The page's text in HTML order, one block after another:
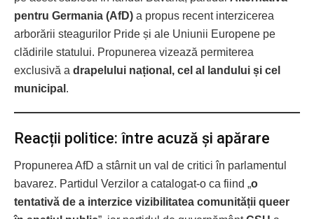
pentru Germania (AfD) a propus recent interzicerea
arborării steagurilor Pride și ale Uniunii Europene pe
clădirile statului. Propunerea vizează permiterea
exclusivă a drapelului național, cel al landului și cel
municipal .
Reacții politice: între acuză și apărare
Propunerea AfD a stârnit un val de critici în parlamentul
bavarez. Partidul Verzilor a catalogat-o ca fiind „o
tentativă de a interzice vizibilitatea comunității queer